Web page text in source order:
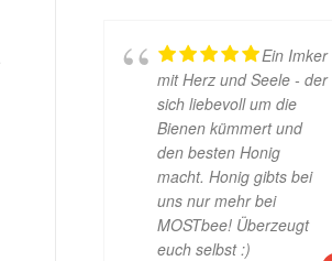
Ein Imker
mit Herz und Seele - der
sich liebevoll um die
Bienen kümmert und
den besten Honig
macht. Honig gibts bei
uns nur mehr bei
MOSTbee! Überzeugt
euch selbst :)